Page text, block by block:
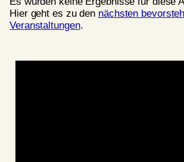
Hier geht es zu den nächsten
Veranstaltungen.